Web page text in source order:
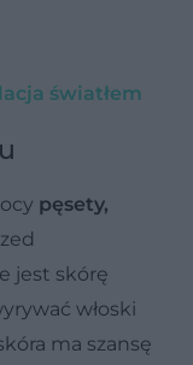
światłem
pęsety,
jest skórę
włoski
ma szansę